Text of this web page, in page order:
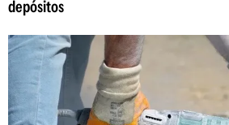
depósitos